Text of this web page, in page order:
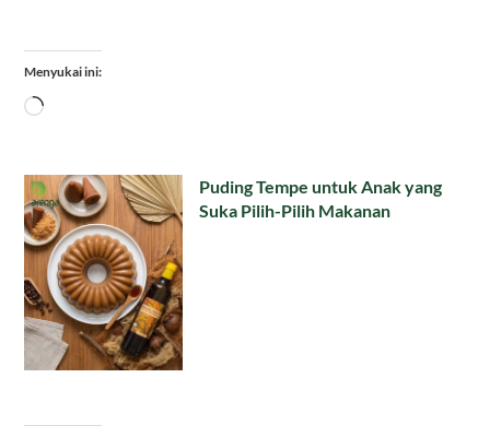
Menyukai ini:
Memuat...
Puding Tempe untuk Anak yang
Suka Pilih-Pilih Makanan